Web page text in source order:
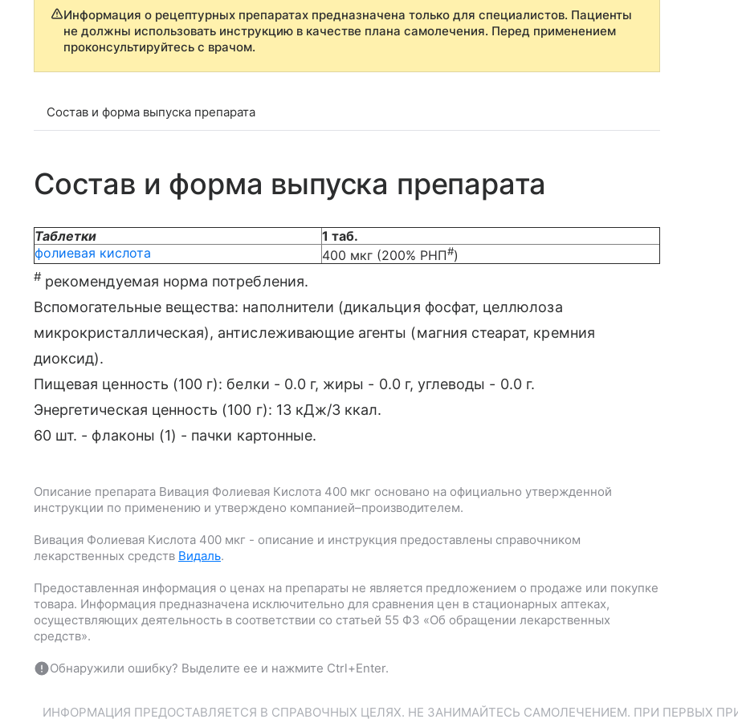
Информация о рецептурных препаратах предназначена только для специалистов. Пациенты
не должны использовать инструкцию в качестве плана самолечения. Перед применением
проконсультируйтесь с врачом.
Состав и форма выпуска препарата
Состав и форма выпуска препарата
Таблетки
1 таб.
фолиевая кислота
400 мкг (200% РНП#)
# рекомендуемая норма потребления.
Вспомогательные вещества: наполнители (дикальция фосфат, целлюлоза
микрокристаллическая), антислеживающие агенты (магния стеарат, кремния
диоксид).
Пищевая ценность (100 г): белки - 0.0 г, жиры - 0.0 г, углеводы - 0.0 г.
Энергетическая ценность (100 г): 13 кДж/3 ккал.
60 шт. - флаконы (1) - пачки картонные.
Описание препарата Вивация Фолиевая Кислота 400 мкг основано на официально утвержденной
инструкции по применению и утверждено компанией–производителем.
Вивация Фолиевая Кислота 400 мкг - описание и инструкция предоставлены справочником
лекарственных средств Видаль.
Предоставленная информация о ценах на препараты не является предложением о продаже или покупке
товара. Информация предназначена исключительно для сравнения цен в стационарных аптеках,
осуществляющих деятельность в соответствии со статьей 55 ФЗ «Об обращении лекарственных
средств».
Обнаружили ошибку? Выделите ее и нажмите Ctrl+Enter.
ИНФОРМАЦИЯ ПРЕДОСТАВЛЯЕТСЯ В СПРАВОЧНЫХ ЦЕЛЯХ. НЕ ЗАНИМАЙТЕСЬ САМОЛЕЧЕНИЕМ. ПРИ ПЕРВЫХ